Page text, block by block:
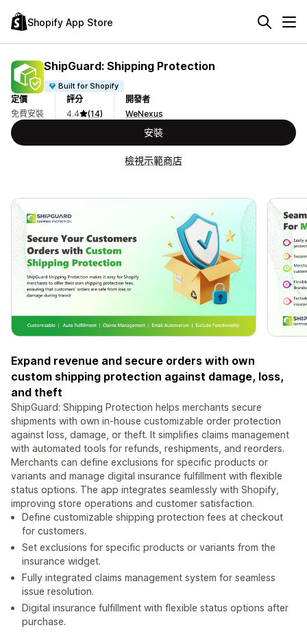
Shopify App Store
ShipGuard: Shipping Protection
Built for Shopify
定價
免費安裝
評分
4.4
(14)
開發者
WeNexus
安裝
檢視示範商店
Expand revenue and secure orders with own
custom shipping protection against damage, loss,
and theft
ShipGuard: Shipping Protection helps merchants secure
shipments with own in-house customizable order protection
against loss, damage, or theft. It simplifies claims management
with automated tools for refunds, reshipments, and reorders.
Merchants can define exclusions for specific products or
variants and manage digital insurance fulfillment with flexible
status options. The app integrates seamlessly with Shopify,
improving store operations and customer satisfaction.
Define customizable shipping protection fees at checkout
for customers.
Set exclusions for specific products or variants from the
insurance widget.
Fully integrated claims management system for seamless
issue resolution.
Digital insurance fulfillment with flexible status options after
purchase.